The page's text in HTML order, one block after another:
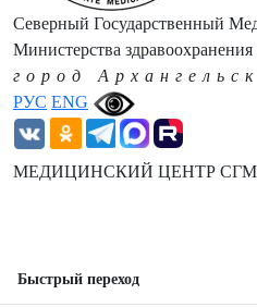
РУС ENG
Северный Государственный
Министерства
город Архангельск
МЕДИЦИНСКИЙ ЦЕНТР СГМУ:
Быстрый переход